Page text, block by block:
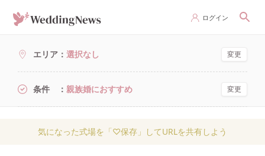
ログイン
エリア 選択なし 変更
条件 親族婚におすすめ 変更
気になった式場を「♡保存」してURLを共有しよう